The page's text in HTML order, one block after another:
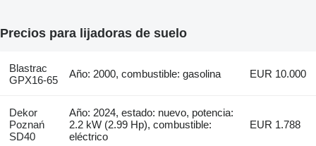
Precios para lijadoras de suelo
Blastrac
GPX16-65
Año: 2000, combustible: gasolina EUR 10.000
Dekor
Poznań
SD40
Año: 2024, estado: nuevo, potencia:
2.2 kW (2.99 Hp), combustible:
eléctrico
EUR 1.788